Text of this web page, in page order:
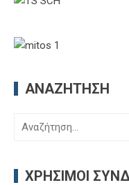
ΑΝΑΖΉΤΗΣΗ
Αναζήτηση
ΧΡΉΣΙΜΟΙ